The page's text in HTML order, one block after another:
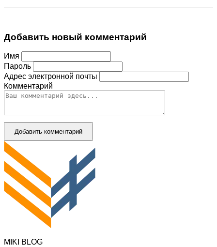
Добавить новый комментарий
Имя
Пароль
Адрес электронной почты
Комментарий
Добавить комментарий
MIKI BLOG